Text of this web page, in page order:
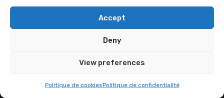
Accept
Deny
View preferences
Politique de cookiesPolitique de confidentialité
Programme sous réserve de